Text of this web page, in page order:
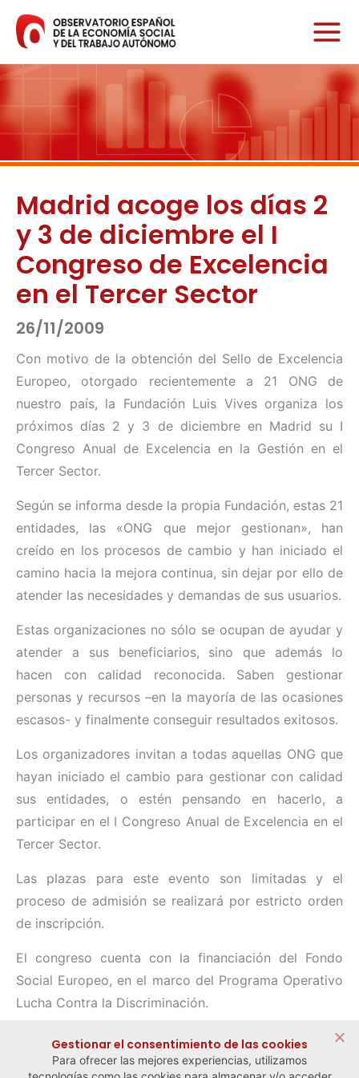
contenido
Madrid acoge los días 2
y 3 de diciembre el I
Congreso de Excelencia
en el Tercer Sector
26/11/2009
Con motivo de la obtención del Sello de Excelencia
Europeo, otorgado recientemente a 21 ONG de
nuestro país, la Fundación Luis Vives organiza los
próximos días 2 y 3 de diciembre en Madrid su I
Congreso Anual de Excelencia en la Gestión en el
Tercer Sector.
Según se informa desde la propia Fundación, estas 21
entidades, las «ONG que mejor gestionan», han
creído en los procesos de cambio y han iniciado el
camino hacia la mejora continua, sin dejar por ello de
atender las necesidades y demandas de sus usuarios.
Estas organizaciones no sólo se ocupan de ayudar y
atender a sus beneficiarios, sino que además lo
hacen con calidad reconocida. Saben gestionar
personas y recursos –en la mayoría de las ocasiones
escasos- y finalmente conseguir resultados exitosos.
Los organizadores invitan a todas aquellas ONG que
hayan iniciado el cambio para gestionar con calidad
sus entidades, o estén pensando en hacerlo, a
participar en el I Congreso Anual de Excelencia en el
Tercer Sector.
Las plazas para este evento son limitadas y el
proceso de admisión se realizará por estricto orden
de inscripción.
El congreso cuenta con la financiación del Fondo
Social Europeo, en el marco del Programa Operativo
Lucha Contra la Discriminación.
Gestionar el consentimiento de las cookies
Para ofrecer las mejores experiencias, utilizamos